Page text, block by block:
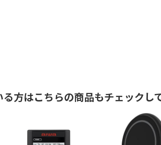
方はこちらの商品もチェックし